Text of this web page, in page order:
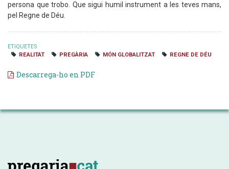
persona que trobo. Que sigui humil instrument a les teves mans,
pel Regne de Déu.
ETIQUETES
REALITAT
PREGÀRIA MÓN GLOBALITZAT REGNE DE DÉU
Descarrega-ho en PDF